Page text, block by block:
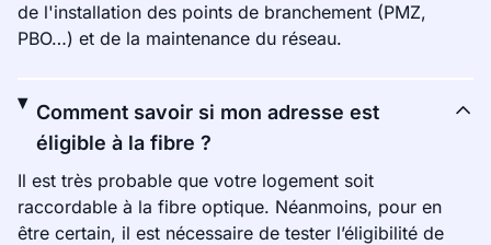
de l'installation des points de branchement (PMZ,
PBO…) et de la maintenance du réseau.
Comment savoir si mon adresse est
éligible à la fibre ?
Il est très probable que votre logement soit
raccordable à la fibre optique. Néanmoins, pour en
être certain, il est nécessaire de tester l’éligibilité de